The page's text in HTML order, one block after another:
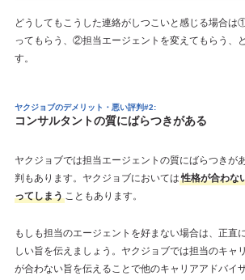
どうしてもこうした連絡がしつこいと感じる場合は
ってもらう、②担当エージェントを変えてもらう、
す。
ヤクジョブのデメリット・悪い評判#2:
コンサルタントの質にばらつきがある
ヤクジョブでは担当エージェントの質にばらつきが
判もあります。ヤクジョブにおいては 性格が合わな
ってしまう こともあります。
もしも担当のエージェントを好まない場合は、正直
しい旨を伝えましょう。ヤクジョブでは担当のキャ
が合わない旨を伝えることで他のキャリアアドバイ